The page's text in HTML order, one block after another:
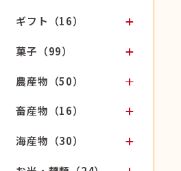
ギフト（16）
菓子（99）
農産物（50）
畜産物（16）
海産物（30）